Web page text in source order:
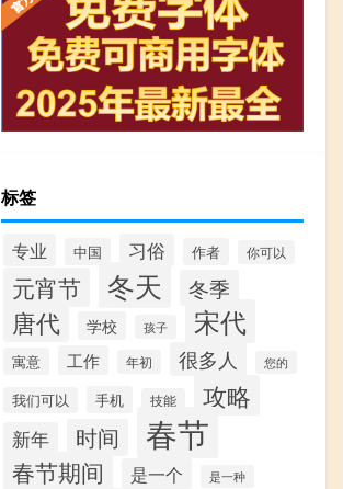
标签
专业 中国 习俗 作者 你可以
元宵节 冬天 冬季
唐代 学校 孩子 宋代
寓意 工作 年初 很多人 您的
我们可以 手机 技能 攻略
新年 时间 春节
春节期间 是一个 是一种